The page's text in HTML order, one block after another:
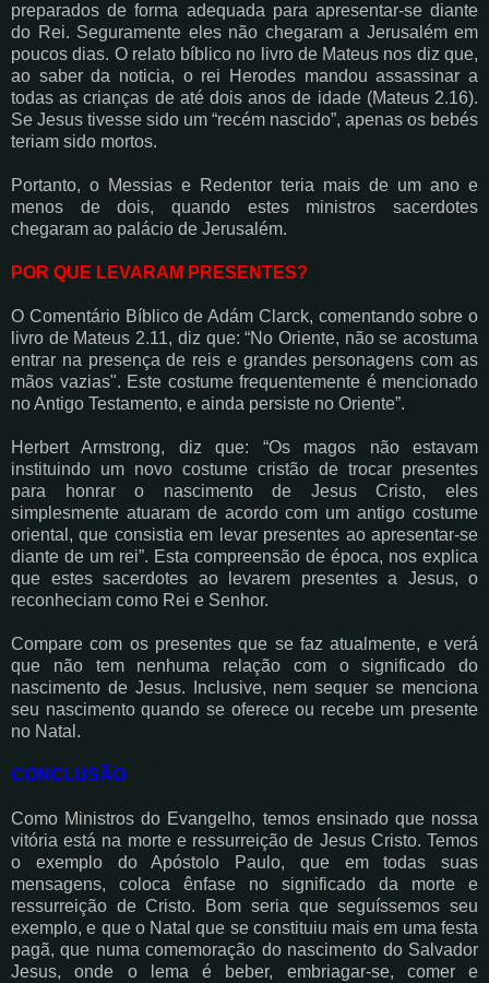
preparados de forma adequada para apresentar-se diante
do Rei. Seguramente eles não chegaram a Jerusalém em
poucos dias. O relato bíblico no livro de Mateus nos diz que,
ao saber da noticia, o rei Herodes mandou assassinar a
todas as crianças de até dois anos de idade (Mateus 2.16).
Se Jesus tivesse sido um “recém nascido”, apenas os bebés
teriam sido mortos.
Portanto, o Messias e Redentor teria mais de um ano e
menos de dois, quando estes ministros sacerdotes
chegaram ao palácio de Jerusalém.
POR QUE LEVARAM PRESENTES?
O Comentário Bíblico de Adám Clarck, comentando sobre o
livro de Mateus 2.11, diz que: “No Oriente, não se acostuma
entrar na presença de reis e grandes personagens com as
mãos vazias". Este costume frequentemente é mencionado
no Antigo Testamento, e ainda persiste no Oriente”.
Herbert Armstrong, diz que: “Os magos não estavam
instituindo um novo costume cristão de trocar presentes
para honrar o nascimento de Jesus Cristo, eles
simplesmente atuaram de acordo com um antigo costume
oriental, que consistia em levar presentes ao apresentar-se
diante de um rei”. Esta compreensão de época, nos explica
que estes sacerdotes ao levarem presentes a Jesus, o
reconheciam como Rei e Senhor.
Compare com os presentes que se faz atualmente, e verá
que não tem nenhuma relação com o significado do
nascimento de Jesus. Inclusive, nem sequer se menciona
seu nascimento quando se oferece ou recebe um presente
no Natal.
CONCLUSÃO
Como Ministros do Evangelho, temos ensinado que nossa
vitória está na morte e ressurreição de Jesus Cristo. Temos
o exemplo do Apóstolo Paulo, que em todas suas
mensagens, coloca ênfase no significado da morte e
ressurreição de Cristo. Bom seria que seguíssemos seu
exemplo, e que o Natal que se constituiu mais em uma festa
pagã, que numa comemoração do nascimento do Salvador
Jesus, onde o lema é beber, embriagar-se, comer e